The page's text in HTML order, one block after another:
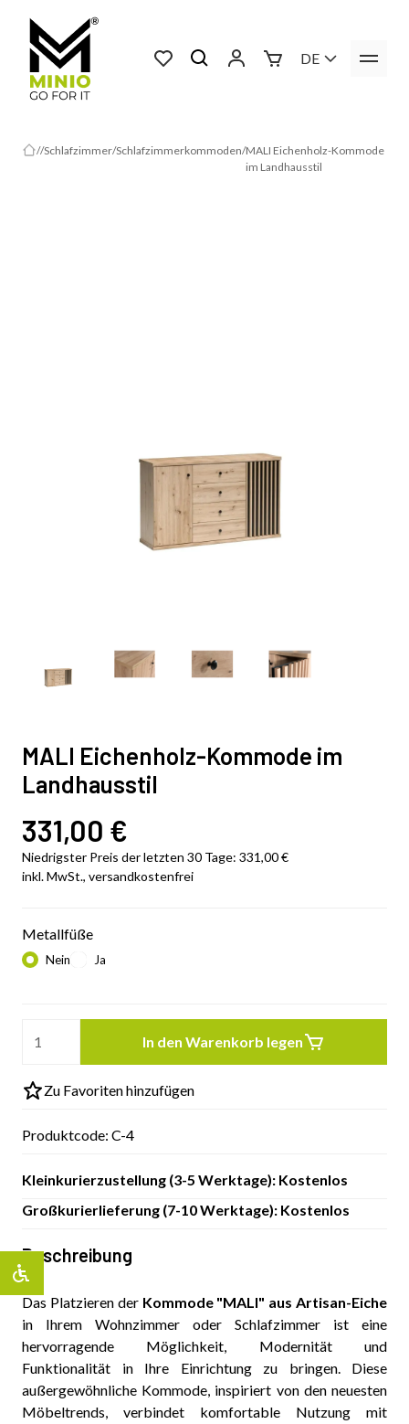
DE
Schlafzimmer Schlafzimmerkommoden MALI Eichenholz-Kommode
im Landhausstil
MALI Eichenholz-Kommode im
Landhausstil
331,00 €
Niedrigster Preis der letzten 30 Tage: 331,00€
inkl. MwSt., versandkostenfrei
Metallfüße
Nein Ja
In den Warenkorb legen
Zu Favoriten hinzufügen
Produktcode: C-4
Kleinkurierzustellung (3-5 Werktage): Kostenlos
Großkurierlieferung (7-10 Werktage): Kostenlos
Beschreibung
Das Platzieren der Kommode "MALI" aus Artisan-Eiche
in Ihrem Wohnzimmer oder Schlafzimmer ist eine
hervorragende Möglichkeit, Modernität und
Funktionalität in Ihre Einrichtung zu bringen. Diese
außergewöhnliche Kommode, inspiriert von den neuesten
Möbeltrends, verbindet komfortable Nutzung mit